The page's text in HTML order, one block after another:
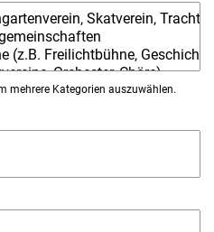
mehrere Kategorien auszuwählen.